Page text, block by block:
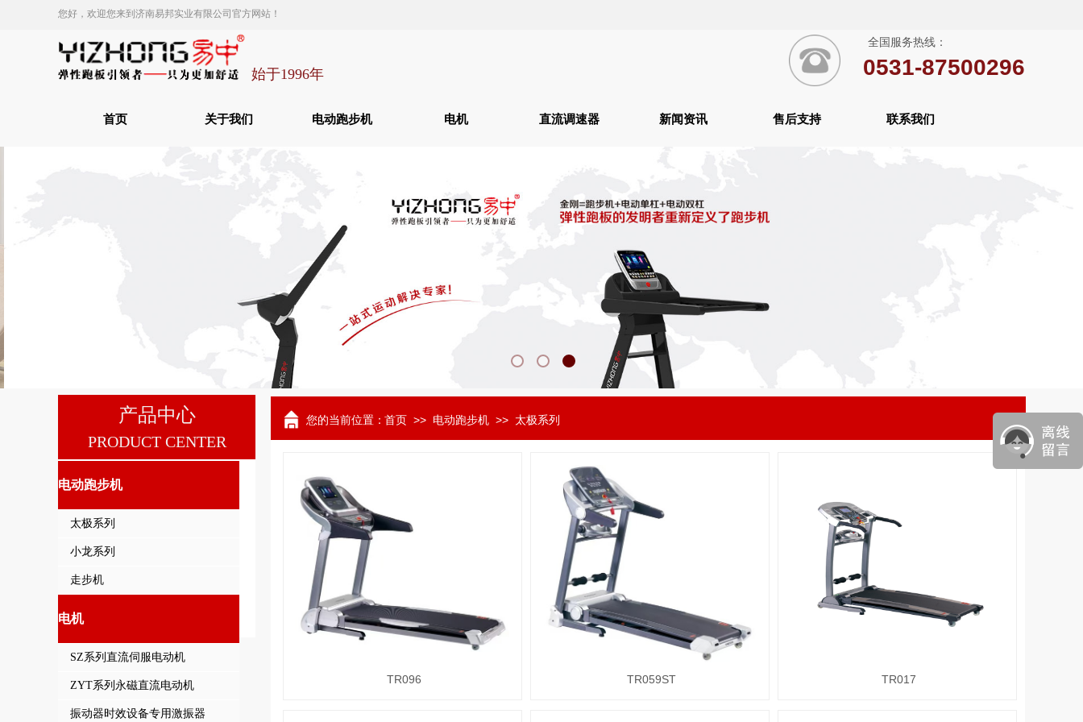
您好，欢迎您来到济南易邦实业有限公司官方网站！
全国服务热线：
0531-87500296
始于1996年
首页 关于我们 电动跑步机 电机 直流调速器 新闻资讯 售后支持 联系我们
产品中心
PRODUCT CENTER
电动跑步机
太极系列
小龙系列
走步机
电机
SZ系列直流伺服电动机
ZYT系列永磁直流电动机
振动器时效设备专用激振器
您的当前位置：首页 >> 电动跑步机 >> 太极系列
TR096 TR059ST TR017